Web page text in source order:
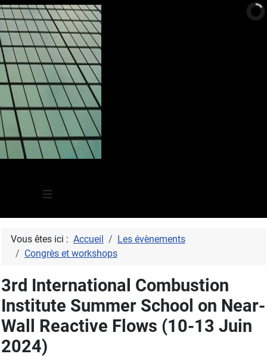
≡
Vous êtes ici : Accueil
Les évènements
Congrès et workshops
3rd International Combustion
Institute Summer School on Near-
Wall Reactive Flows (10-13 Juin
2024)